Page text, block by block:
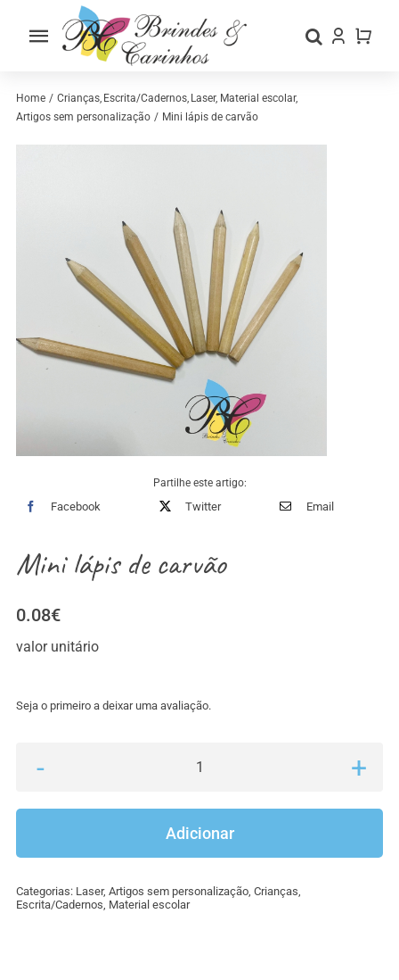
Toggle
Home
Contactos
Home Crianças Escrita/Cadernos Laser Material escolar
Artigos sem personalização
Mini lápis de carvão
Partilhe este artigo:
Facebook Twitter Email
Mini lápis de carvão
0.08€
valor unitário
Seja o primeiro a deixar uma avaliação.
Quantidade
Mini
carvão
Adicionar
Categorias: Laser, Artigos sem personalização, Crianças,
Escrita/Cadernos, Material escolar